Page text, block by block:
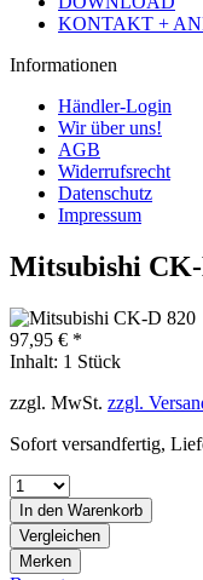
KONTAKT +
Informationen
Händler-Login
Wir über uns!
AGB
Widerrufsrecht
Datenschutz
Impressum
Mitsubishi CK-
97,95 € *
Inhalt: 1 Stück
zzgl. MwSt. zzgl.
Sofort versandfertig,
In den Warenkorb
Vergleichen
Merken